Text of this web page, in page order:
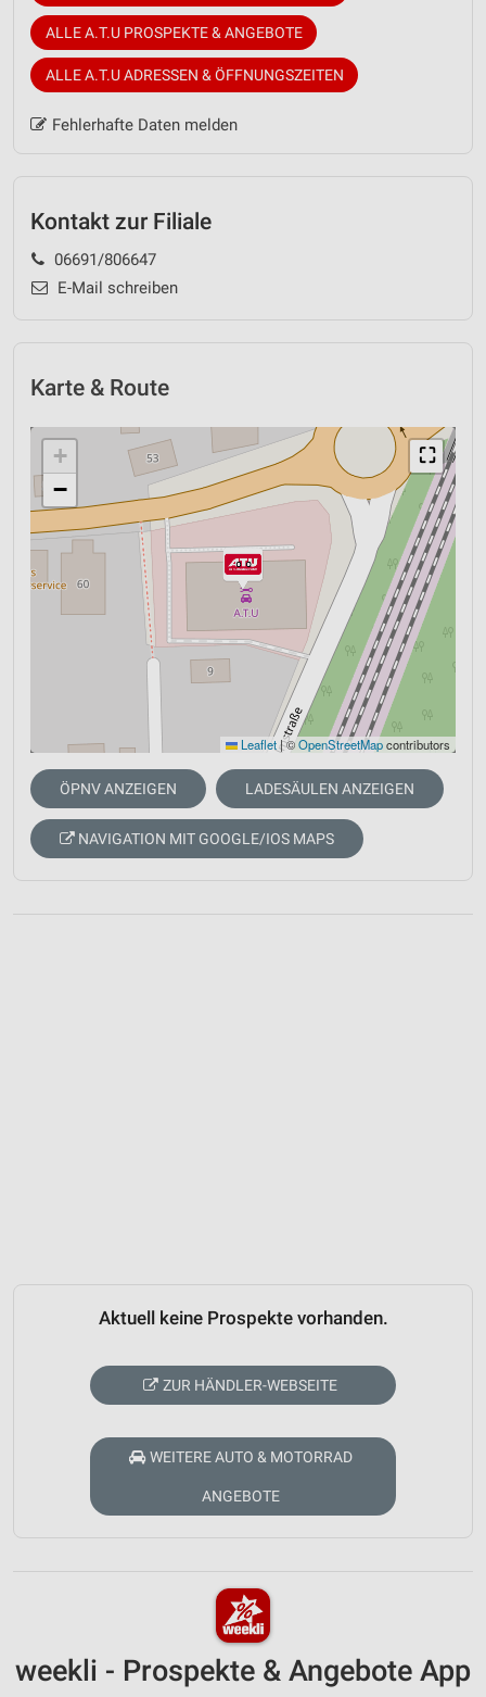
ALLE A.T.U PROSPEKTE & ANGEBOTE
ALLE A.T.U ADRESSEN & ÖFFNUNGSZEITEN
Fehlerhafte Daten melden
Kontakt zur Filiale
06691/806647
E-Mail schreiben
Karte & Route
⛶
+
−
Leaflet|©OpenStreetMapcontributors
ÖPNV ANZEIGEN LADESÄULEN ANZEIGEN
NAVIGATION MIT GOOGLE/IOS MAPS
Aktuell keine Prospekte vorhanden.
ZUR HÄNDLER-WEBSEITE
WEITERE AUTO & MOTORRAD
ANGEBOTE
weekli - Prospekte & Angebote App